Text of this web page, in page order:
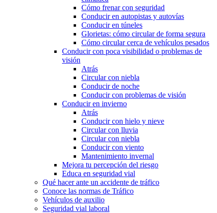
Cómo frenar con seguridad
Conducir en autopistas y autovías
Conducir en túneles
Glorietas: cómo circular de forma segura
Cómo circular cerca de vehículos pesados
Conducir con poca visibilidad o problemas de
visión
Atrás
Circular con niebla
Conducir de noche
Conducir con problemas de visión
Conducir en invierno
Atrás
Conducir con hielo y nieve
Circular con lluvia
Circular con niebla
Conducir con viento
Mantenimiento invernal
Mejora tu percepción del riesgo
Educa en seguridad vial
Qué hacer ante un accidente de tráfico
Conoce las normas de Tráfico
Vehículos de auxilio
Seguridad vial laboral